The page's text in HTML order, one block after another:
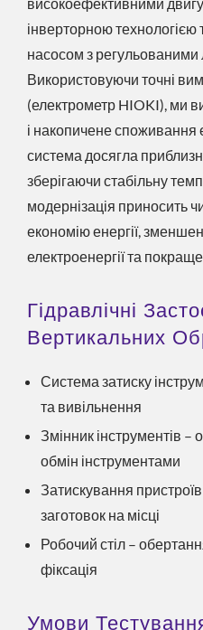
інверторною технологією
насосом з регульованими
Використовуючи точні
(електрометр HIOKI), ми
і накопичене споживання
система досягла
зберігаючи стабільну
модернізація приносить
економію енергії,
електроенергії та
Гідравлічні
Вертикальних
Система затиску
та вивільнення
Змінник інструментів –
обмін інструментами
Затискування
заготовок на місці
Робочий стіл –
фіксація
Умови